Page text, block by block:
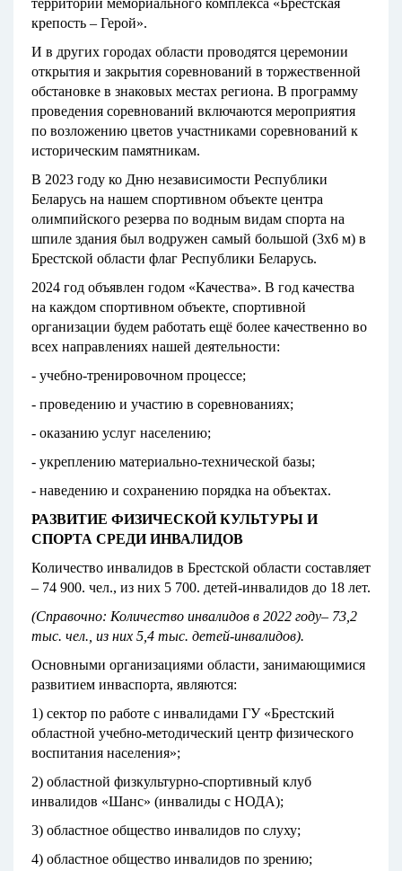
территории мемориального комплекса «Брестская
крепость – Герой».
И в других городах области проводятся церемонии
открытия и закрытия соревнований в торжественной
обстановке в знаковых местах региона. В программу
проведения соревнований включаются мероприятия
по возложению цветов участниками соревнований к
историческим памятникам.
В 2023 году ко Дню независимости Республики
Беларусь на нашем спортивном объекте центра
олимпийского резерва по водным видам спорта на
шпиле здания был водружен самый большой (3х6 м) в
Брестской области флаг Республики Беларусь.
2024 год объявлен годом «Качества». В год качества
на каждом спортивном объекте, спортивной
организации будем работать ещё более качественно во
всех направлениях нашей деятельности:
- учебно-тренировочном процессе;
- проведению и участию в соревнованиях;
- оказанию услуг населению;
- укреплению материально-технической базы;
- наведению и сохранению порядка на объектах.
РАЗВИТИЕ ФИЗИЧЕСКОЙ КУЛЬТУРЫ И
СПОРТА СРЕДИ ИНВАЛИДОВ
Количество инвалидов в Брестской области составляет
– 74 900. чел., из них 5 700. детей-инвалидов до 18 лет.
(Справочно: Количество инвалидов в 2022 году– 73,2
тыс. чел., из них 5,4 тыс. детей-инвалидов).
Основными организациями области, занимающимися
развитием инваспорта, являются:
1) сектор по работе с инвалидами ГУ «Брестский
областной учебно-методический центр физического
воспитания населения»;
2) областной физкультурно-спортивный клуб
инвалидов «Шанс» (инвалиды с НОДА);
3) областное общество инвалидов по слуху;
4) областное общество инвалидов по зрению;